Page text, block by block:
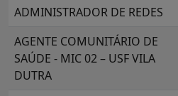
ADMINISTRADOR DE REDES
AGENTE COMUNITÁRIO DE
SAÚDE - MIC 02 – USF VILA
DUTRA